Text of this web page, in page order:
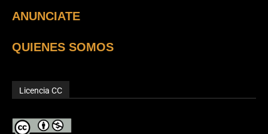
ANUNCIATE
QUIENES SOMOS
Licencia CC